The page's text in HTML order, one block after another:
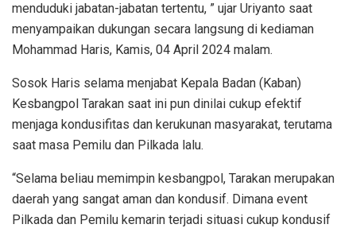
menduduki jabatan-jabatan tertentu, ” ujar Uriyanto saat
menyampaikan dukungan secara langsung di kediaman
Mohammad Haris, Kamis, 04 April 2024 malam.
Sosok Haris selama menjabat Kepala Badan (Kaban)
Kesbangpol Tarakan saat ini pun dinilai cukup efektif
menjaga kondusifitas dan kerukunan masyarakat, terutama
saat masa Pemilu dan Pilkada lalu.
“Selama beliau memimpin kesbangpol, Tarakan merupakan
daerah yang sangat aman dan kondusif. Dimana event
Pilkada dan Pemilu kemarin terjadi situasi cukup kondusif